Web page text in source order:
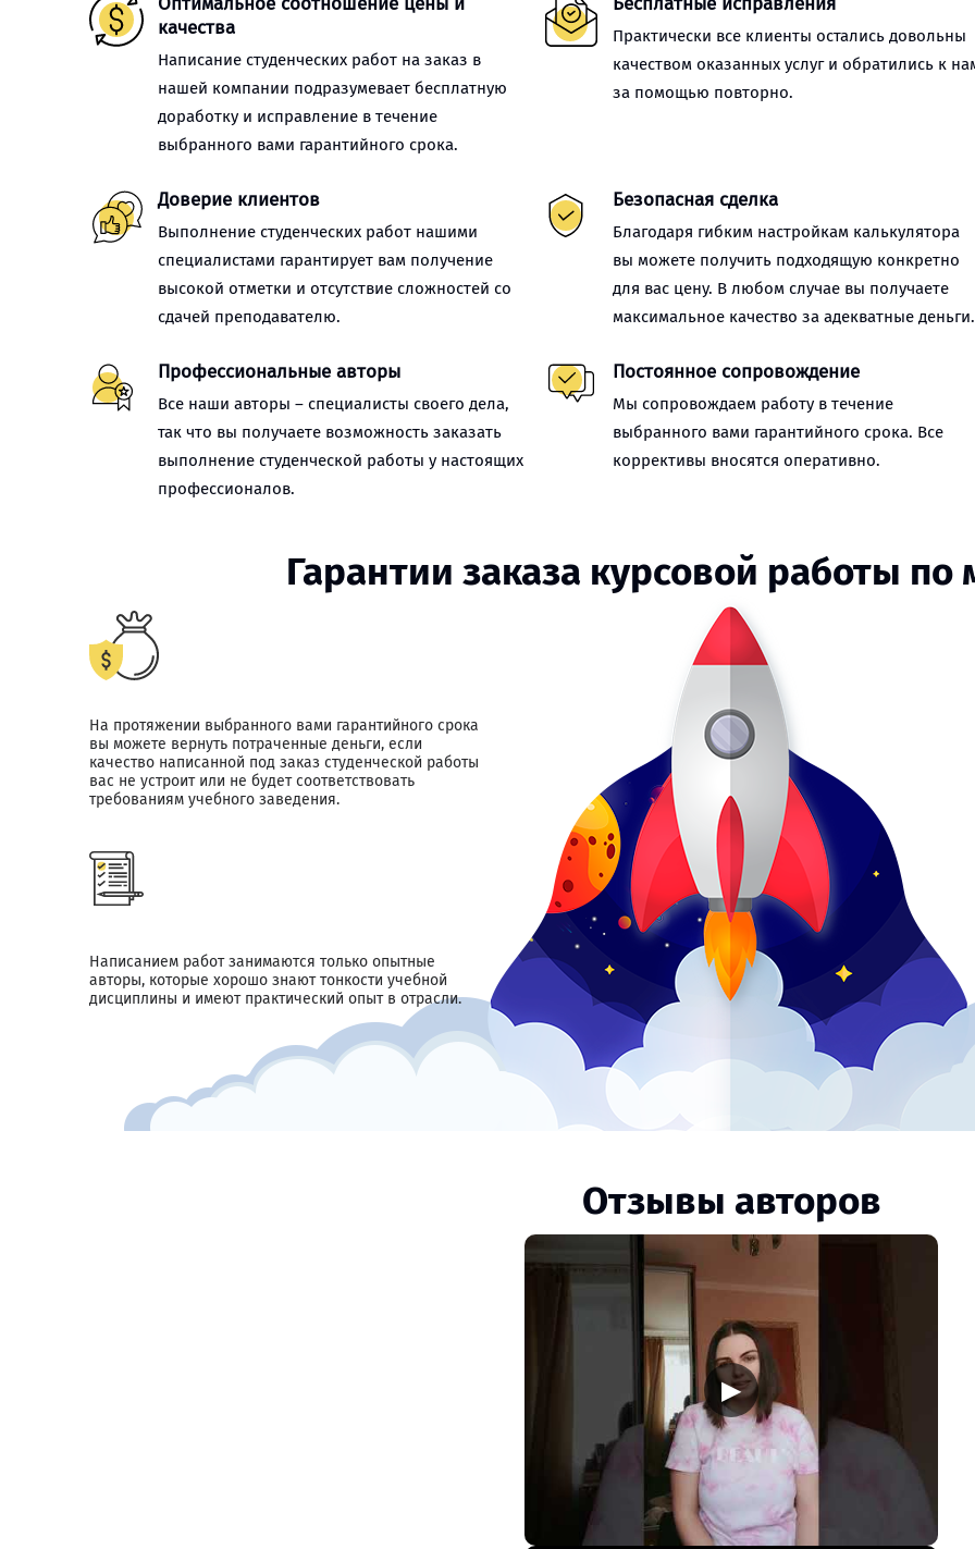
качества
Написание студенческих работ на заказ в
нашей компании подразумевает бесплатную
доработку и исправление в течение
выбранного вами гарантийного срока.
Практически все клиенты остались довольны
качеством оказанных услуг и обратились к
за помощью повторно.
Доверие клиентов
Выполнение студенческих работ нашими
специалистами гарантирует вам получение
высокой отметки и отсутствие сложностей со
сдачей преподавателю.
Безопасная сделка
Благодаря гибким настройкам калькулятора
вы можете получить подходящую конкретно
для вас цену. В любом случае вы получаете
максимальное качество за адекватные деньги.
Профессиональные авторы
Все наши авторы – специалисты своего дела,
так что вы получаете возможность заказать
выполнение студенческой работы у настоящих
профессионалов.
Постоянное сопровождение
Мы сопровождаем работу в течение
выбранного вами гарантийного срока. Все
коррективы вносятся оперативно.
Гарантии заказа курсовой работы по
На протяжении выбранного вами гарантийного срока
вы можете вернуть потраченные деньги, если
качество написанной под заказ студенческой работы
вас не устроит или не будет соответствовать
требованиям учебного заведения.
Написанием работ занимаются только опытные
авторы, которые хорошо знают тонкости учебной
дисциплины и имеют практический опыт в отрасли.
Отзывы авторов
▶